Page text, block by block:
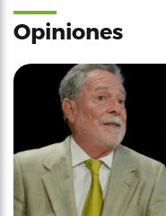
Opiniones